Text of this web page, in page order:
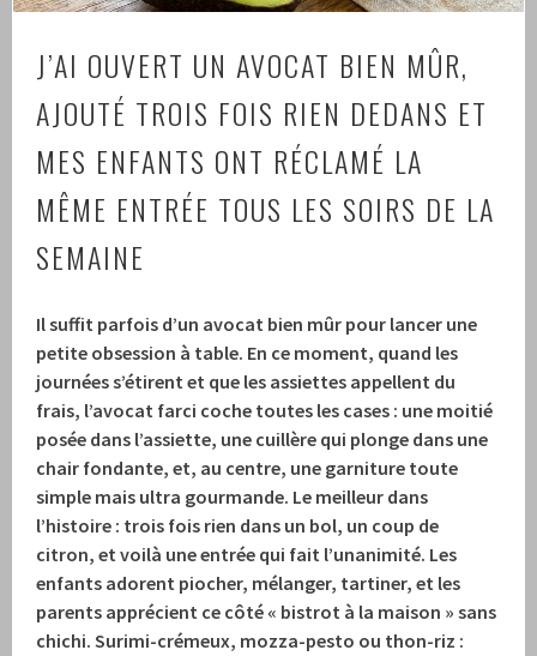
J’AI OUVERT UN AVOCAT BIEN MÛR,
AJOUTÉ TROIS FOIS RIEN DEDANS ET
MES ENFANTS ONT RÉCLAMÉ LA
MÊME ENTRÉE TOUS LES SOIRS DE LA
SEMAINE
Il suffit parfois d’un avocat bien mûr pour lancer une
petite obsession à table. En ce moment, quand les
journées s’étirent et que les assiettes appellent du
frais, l’avocat farci coche toutes les cases : une moitié
posée dans l’assiette, une cuillère qui plonge dans une
chair fondante, et, au centre, une garniture toute
simple mais ultra gourmande. Le meilleur dans
l’histoire : trois fois rien dans un bol, un coup de
citron, et voilà une entrée qui fait l’unanimité. Les
enfants adorent piocher, mélanger, tartiner, et les
parents apprécient ce côté « bistrot à la maison » sans
chichi. Surimi-crémeux, mozza-pesto ou thon-riz :